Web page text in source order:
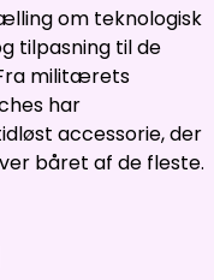
om teknologisk
tilpasning til de
militærets
har
accessorie, der
båret af de fleste.